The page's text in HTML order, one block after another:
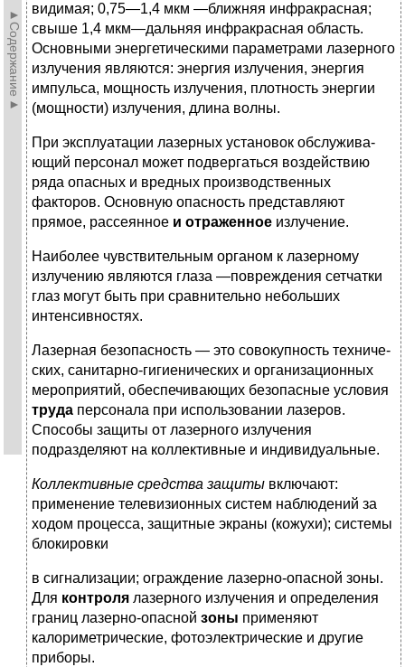
►Содержание►
видимая; 0,75—1,4 мкм —ближняя инфракрасная;
свы­ше 1,4 мкм—дальняя инфракрасная область.
Основ­ными энергетическими параметрами лазерного
излучения являются: энергия излучения, энергия
импульса, мощность излучения, плотность энергии
(мощности) излуче­ния, длина волны.
При эксплуатации лазерных установок обслужива­
ющий персонал может подвергаться воздействию
ряда опасных и вредных производственных
факторов. Основ­ную опасность представляют
прямое, рассеянное и отра­женное излучение.
Наиболее чувствительным органом к лазерному
излу­чению являются глаза —повреждения сетчатки
глаз могут быть при сравнительно небольших
интенсивностях.
Лазерная безопасность — это совокупность техниче­
ских, санитарно-гигиенических и организационных
меро­приятий, обеспечивающих безопасные условия
труда персонала при использовании лазеров.
Способы защиты от лазерного излучения
подразделяют на коллективные и индивидуальные.
Коллективные средства защиты включают:
примене­ние телевизионных систем наблюдений за
ходом процес­са, защитные экраны (кожухи); системы
блокировки
в сигнализации; ограждение лазерно-опасной зоны.
Для контроля лазерного излучения и определения
границ лазерно-опасной зоны применяют
калориметрические, фотоэлектрические и другие
приборы.